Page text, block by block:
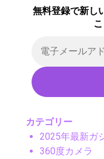
無料登録で新し
カテゴリー
2025年最新ガ
360度カメラ